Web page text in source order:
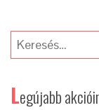
Keresés:
Legújabb